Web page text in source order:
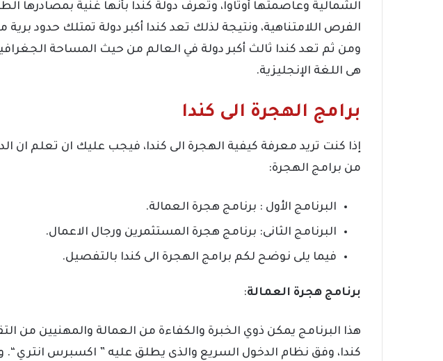
الشمالية وعاصمتها أوتاوا، وتعرف دولة كندا بأنها غنية بمصادرها
الفرص اللامتناهية، ونتيجة لذلك تعد كندا أكبر دولة تمتلك حدود برية
ومن ثم تعد كندا ثالث أكبر دولة في العالم من حيث المساحة
هى اللغة الإنجليزية.
برامج الهجرة الى كندا
إذا كنت تريد معرفة كيفية الهجرة الى كندا، فيجب عليك ان تعلم ان
من برامج الهجرة:
البرنامج الأول : برنامج هجرة العمالة.
البرنامج الثانى: برنامج هجرة المستثمرين ورجال الاعمال.
فيما يلى نوضح لكم برامج الهجرة الى كندا بالتفصيل.
برنامج هجرة العمالة:
هذا البرنامج يمكن ذوي الخبرة والكفاءة من العمالة والمهنيين من
كندا، وفق نظام الدخول السريع والذى يطلق عليه ” اكسبرس انتري